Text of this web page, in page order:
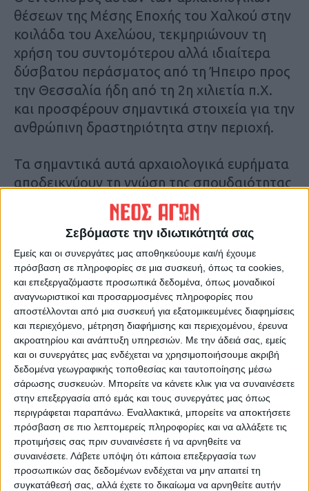
Σεβόμαστε την ιδιωτικότητά σας
Εμείς και οι συνεργάτες μας αποθηκεύουμε και/ή έχουμε
πρόσβαση σε πληροφορίες σε μια συσκευή, όπως τα cookies,
και επεξεργαζόμαστε προσωπικά δεδομένα, όπως μοναδικοί
αναγνωριστικοί και προσαρμοσμένες πληροφορίες που
αποστέλλονται από μια συσκευή για εξατομικευμένες διαφημίσεις
και περιεχόμενο, μέτρηση διαφήμισης και περιεχομένου, έρευνα
ακροατηρίου και ανάπτυξη υπηρεσιών. Με την άδειά σας, εμείς
και οι συνεργάτες μας ενδέχεται να χρησιμοποιήσουμε ακριβή
δεδομένα γεωγραφικής τοποθεσίας και ταυτοποίησης μέσω
σάρωσης συσκευών. Μπορείτε να κάνετε κλικ για να συναινέσετε
στην επεξεργασία από εμάς και τους συνεργάτες μας όπως
περιγράφεται παραπάνω. Εναλλακτικά, μπορείτε να αποκτήσετε
πρόσβαση σε πιο λεπτομερείς πληροφορίες και να αλλάξετε τις
προτιμήσεις σας πριν συναινέσετε ή να αρνηθείτε να
συναινέσετε. Λάβετε υπόψη ότι κάποια επεξεργασία των
προσωπικών σας δεδομένων ενδέχεται να μην απαιτεί τη
συγκατάθεσή σας, αλλά έχετε το δικαίωμα να αρνηθείτε αυτήν
θέσεων της Μέσης Εποχής του Χαλκού στην
κοιλάδα του Αχελώου, τεκμηριώνουν τη
χρήση του συντομότερου αλλά ιδιαίτερα
δύσβατου περάσματος από τη Ήπειρο προς
την Θεσσαλία ήδη από τη 2η χιλιετία π.Χ.
και προσφέρουν σημαντικά στοιχεία για την
ανθρώπινη δραστηριότητα στην περιοχή.
Τα σημαντικά αυτά αρχαιολογικά ευρήματα
αποδεικνύουν τη γνώση της σπουδαιότητας
του οικοσυστήματος της κοιλάδας του
Αχελώου ήδη από τους αρχαίους χρόνους,
καθώς πρώιμες κοινωνίες εμφανίζουν
μόνιμες εγκαταστάσεις στην περιοχή,
εκμεταλλευόμενες τον πλούτο που
προσέφερε η κοιλάδα του Αχελώου. Η
γνώση αυτή μεταλαμπαδεύεται και στους
επόμενους αιώνες και η περιοχή
παρουσιάζει συνεχή κατοίκηση, όπως
αποδεικνύεται από τα αρχαιολογικά
κατάλοιπα που εντοπίζονται σε πολλές
θέσεις, αλλά και τα μεταβυζαντινά μνημεία
της περιοχής, όπως την ιστορική Ι.Μ.
Σέλτσου στις Πηγές, τον Ι.Ν. Κοιμήσεως
Θεοτόκου στο Μεσόπυργο και τον Ι.Ν.
Γενεσίου Θεοτόκου στη Μεγαλόχαρη Άρτας.